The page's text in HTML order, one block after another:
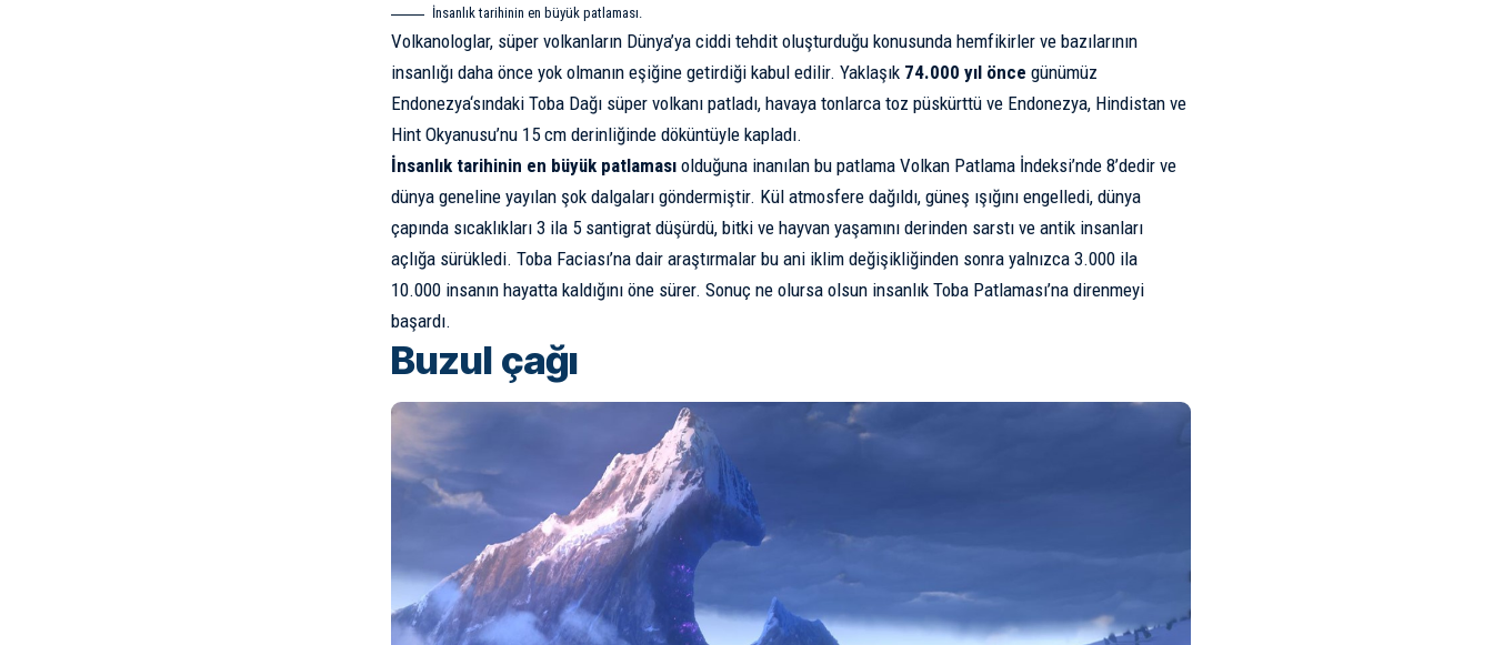
İnsanlık tarihinin en büyük patlaması.
Volkanologlar, süper volkanların Dünya’ya ciddi tehdit oluşturduğu konusunda hemfikirler ve bazılarının
insanlığı daha önce yok olmanın eşiğine getirdiği kabul edilir. Yaklaşık 74.000 yıl önce günümüz
Endonezya‘sındaki Toba Dağı süper volkanı patladı, havaya tonlarca toz püskürttü ve Endonezya, Hindistan ve
Hint Okyanusu’nu 15 cm derinliğinde döküntüyle kapladı.
İnsanlık tarihinin en büyük patlaması olduğuna inanılan bu patlama Volkan Patlama İndeksi’nde 8’dedir ve
dünya geneline yayılan şok dalgaları göndermiştir. Kül atmosfere dağıldı, güneş ışığını engelledi, dünya
çapında sıcaklıkları 3 ila 5 santigrat düşürdü, bitki ve hayvan yaşamını derinden sarstı ve antik insanları
açlığa sürükledi. Toba Faciası’na dair araştırmalar bu ani iklim değişikliğinden sonra yalnızca 3.000 ila
10.000 insanın hayatta kaldığını öne sürer. Sonuç ne olursa olsun insanlık Toba Patlaması’na direnmeyi
başardı.
Buzul çağı